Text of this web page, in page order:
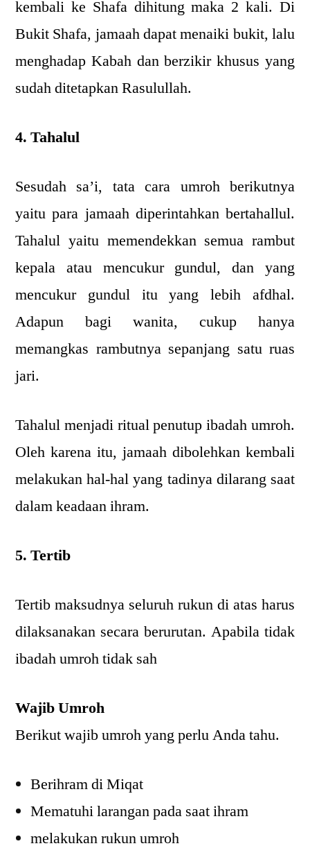
kembali ke Shafa dihitung maka 2 kali. Di
Bukit Shafa, jamaah dapat menaiki bukit, lalu
menghadap Kabah dan berzikir khusus yang
sudah ditetapkan Rasulullah.
4. Tahalul
Sesudah sa’i, tata cara umroh berikutnya
yaitu para jamaah diperintahkan bertahallul.
Tahalul yaitu memendekkan semua rambut
kepala atau mencukur gundul, dan yang
mencukur gundul itu yang lebih afdhal.
Adapun bagi wanita, cukup hanya
memangkas rambutnya sepanjang satu ruas
jari.
Tahalul menjadi ritual penutup ibadah umroh.
Oleh karena itu, jamaah dibolehkan kembali
melakukan hal-hal yang tadinya dilarang saat
dalam keadaan ihram.
5. Tertib
Tertib maksudnya seluruh rukun di atas harus
dilaksanakan secara berurutan. Apabila tidak
ibadah umroh tidak sah
Wajib Umroh
Berikut wajib umroh yang perlu Anda tahu.
Berihram di Miqat
Mematuhi larangan pada saat ihram
melakukan rukun umroh